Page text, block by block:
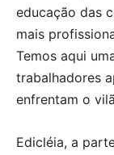
educação das
mais
Temos aqui
trabalhadores
enfrentam o
Edicléia, a